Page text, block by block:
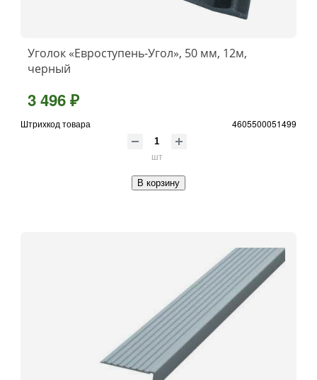
Уголок «Евроступень-Угол», 50 мм, 12м,
черный
3 496 ₽
Штрихкод товара 4605500051499
шт
В корзину